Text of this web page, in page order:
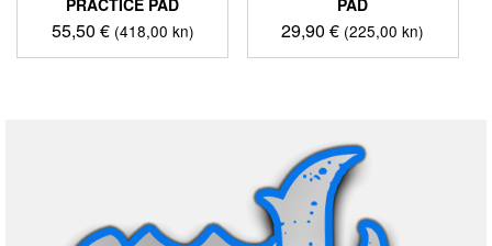
PRACTICE PAD
55,50 € (418,00 kn)
PAD
29,90€ (225,00 kn)